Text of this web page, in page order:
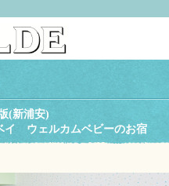
(新浦安)
イ ウェルカムベビーのお宿